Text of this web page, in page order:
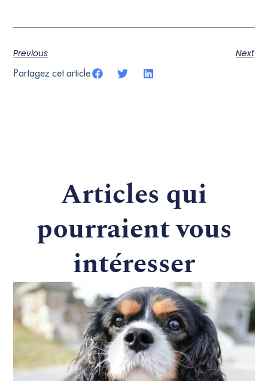
Previous Next
Partagez cet article
Articles qui
pourraient vous
intéresser